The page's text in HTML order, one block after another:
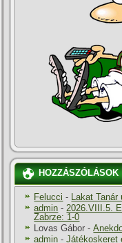
HOZZÁSZÓLÁSOK
Felucci - Lakat Tanár
admin - 2026.VIII.5.
Zabrze: 1-0
Lovas Gábor -
admin -Játékoskeret